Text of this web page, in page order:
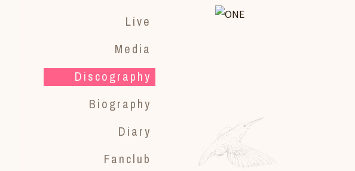
Live
Media
Discography
Biography
Diary
Fanclub